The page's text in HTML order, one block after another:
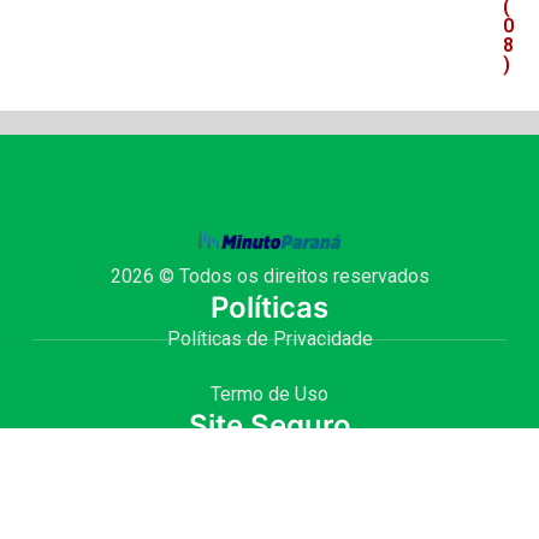
(
0
8
)
2026 © Todos os direitos reservados
Políticas
Políticas de Privacidade
Termo de Uso
Site Seguro